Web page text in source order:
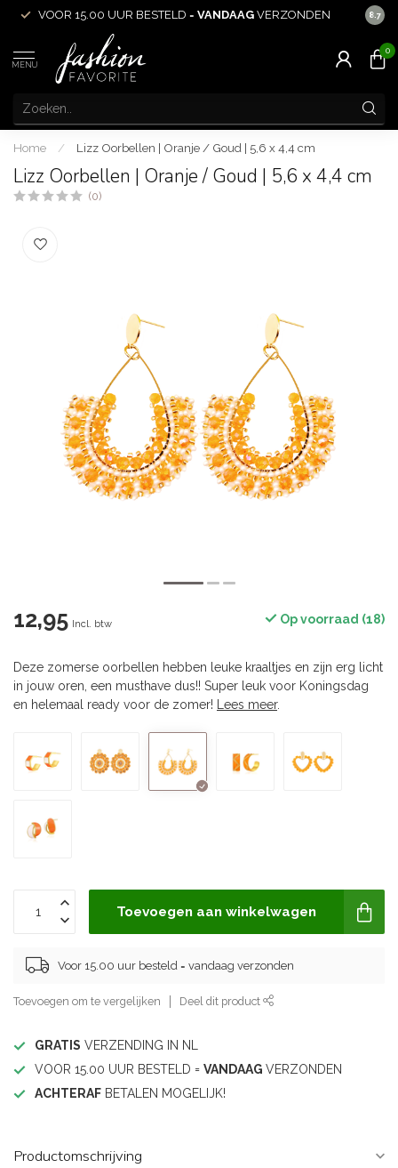
VOOR 15.00 UUR BESTELD = VANDAAG VERZONDEN 8.7
MENU
0
Home / Lizz Oorbellen | Oranje / Goud | 5,6 x 4,4 cm
Lizz Oorbellen | Oranje / Goud | 5,6 x 4,4 cm
(0)
12,95 Incl. btw Op voorraad (18)
Deze zomerse oorbellen hebben leuke kraaltjes en zijn erg licht
in jouw oren, een musthave dus!! Super leuk voor Koningsdag
en helemaal ready voor de zomer!
Lees meer.
Toevoegen aan winkelwagen
Voor 15.00 uur besteld = vandaag verzonden
Toevoegen om te vergelijken Deel dit product
GRATIS VERZENDING IN NL
VOOR 15.00 UUR BESTELD = VANDAAG VERZONDEN
ACHTERAF BETALEN MOGELIJK!
Productomschrijving